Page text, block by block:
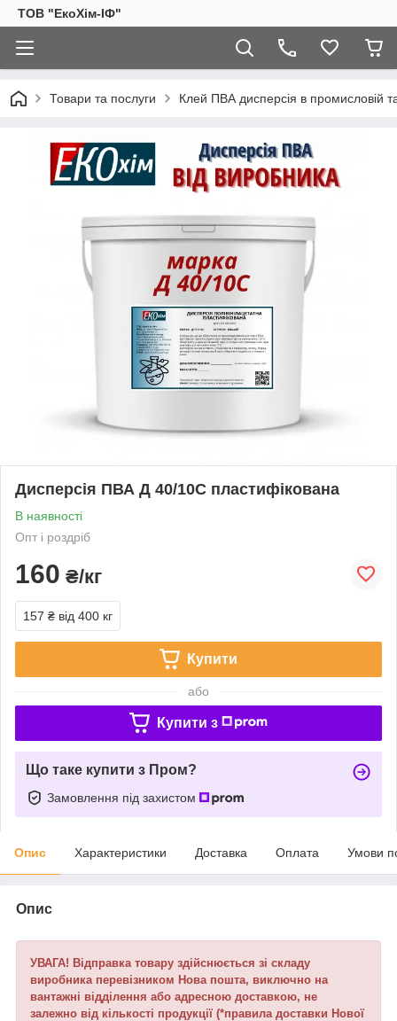
ТОВ "ЕкоХім-ІФ"
Товари та послуги Клей ПВА дисперсія в промисловій
Дисперсія ПВА Д 40/10С пластифікована
В наявності
Опт і роздріб
160 ₴/кг
157 ₴ від 400 кг
Купити
або
Купити з
Що таке купити з Пром?
Замовлення під захистом
Опис Характеристики Доставка Оплата Умови
Опис
УВАГА! Відправка товару здійснюється зі складу
виробника перевізником Нова пошта, виключно на
вантажні відділення або адресною доставкою, не
залежно від кількості продукції (*правила доставки Нової